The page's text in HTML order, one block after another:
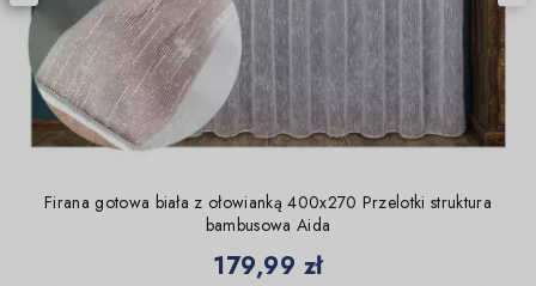
Firana gotowa biała z ołowianką 400x270 Przelotki struktura
bambusowa Aida
Cena
179,99 zł